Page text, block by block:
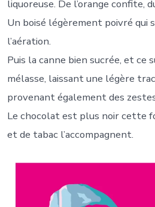
liquoreuse. De l’orange confite,
Un boisé légèrement poivré qui
l’aération.
Puis la canne bien sucrée, et ce
mélasse, laissant une légère
provenant également des
Le chocolat est plus noir cette
et de tabac l’accompagnent.